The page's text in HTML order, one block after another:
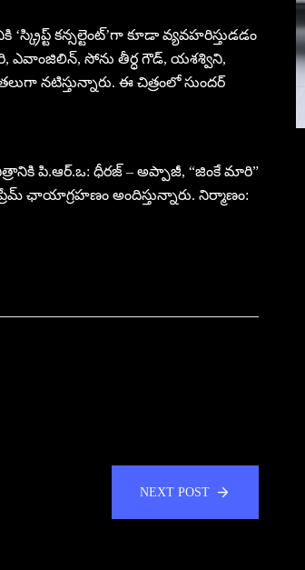
కన్సల్టెంట్’గా కూడా వ్యవహరిస్తుడడం
ఎవాంజిలిన్, సోను తీర్ధ గౌడ్, యశశ్విని,
నటిస్తున్నారు. ఈ చిత్రంలో సుందర్
పి.ఆర్.ఒ: ధీరజ్ – అప్పాజీ, “జింకే మారి”
ఛాయాగ్రహణం అందిస్తున్నారు. నిర్మాణం:
NEXT POST